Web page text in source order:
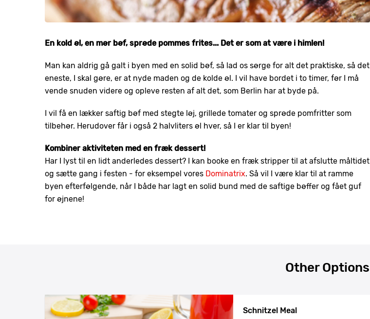
En kold øl, en mør bøf, sprøde pommes frites... Det er som at være i himlen!
Man kan aldrig gå galt i byen med en solid bøf, så lad os sørge for alt det praktiske, så det
eneste, I skal gøre, er at nyde maden og de kolde øl. I vil have bordet i to timer, før I må
vende snuden videre og opleve resten af alt det, som Berlin har at byde på.
I vil få en lækker saftig bøf med stegte løj, grillede tomater og sprøde pomfritter som
tilbehør. Herudover får i også 2 halvliters øl hver, så I er klar til byen!
Kombiner aktiviteten med en fræk dessert!
Har I lyst til en lidt anderledes dessert? I kan booke en fræk stripper til at afslutte måltidet
og sætte gang i festen - for eksempel vores Dominatrix. Så vil I være klar til at ramme
byen efterfølgende, når I både har lagt en solid bund med de saftige bøffer og fået guf
for øjnene!
Other Options
Schnitzel Meal